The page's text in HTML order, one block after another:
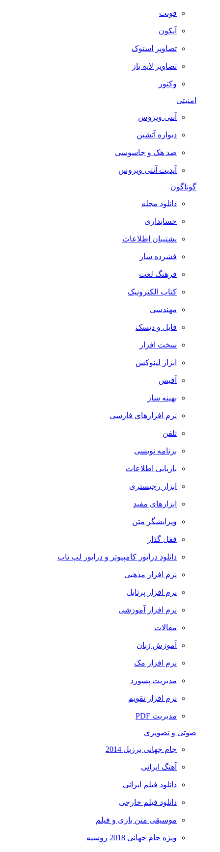
فونت
آیکون
تصاویر استوک
تصاویر لایه باز
وکتور
امنیتی
آنتی ویروس
دیواره آتشین
ضد هک و جاسوسی
آپدیت آنتی ویروس
گوناگون
دانلود مجله
حسابداری
پشتیبان اطلاعات
فشرده ساز
فرهنگ لغت
کتاب الکترونیک
مهندسی
فایل و دیسک
سخت افزار
ابزار لینوکس
آفیس
بهینه ساز
نرم افزارهای فارسی
تلفن
برنامه نویسی
بازیابی اطلاعات
ابزار رجیستری
ابزارهای مفید
ویرایشگر متن
قفل گذار
دانلود درایور کامپیوتر و درایور لپ تاپ
نرم افزار مذهبی
نرم افزار پرتابل
نرم افزار آموزشی
مقالات
آموزش زبان
نرم افزار مک
مدیریت پسورد
نرم افزار تقویم
مدیریت PDF
صوتی و تصویری
جام جهانی برزیل 2014
آهنگ ایرانی
دانلود فیلم ایرانی
دانلود فیلم خارجی
موسیقی متن بازی و فیلم
ویژه جام جهانی 2018 روسیه